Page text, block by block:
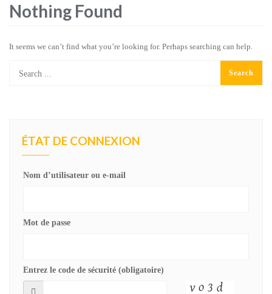
Nothing Found
It seems we can’t find what you’re looking for. Perhaps searching can help.
ÉTAT DE CONNEXION
Nom d’utilisateur ou e-mail
Mot de passe
Entrez le code de sécurité (obligatoire)